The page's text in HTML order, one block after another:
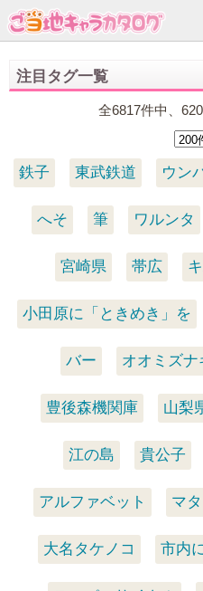
注目タグ一覧
全6817件中、
鉄子 東武鉄道 ウン
へそ 筆 ワルンタ
宮崎県 帯広
小田原に「ときめき」を
バー オオミズナ
豊後森機関庫 山梨
江の島 貴公子
アルファベット マ
大名タケノコ 市内